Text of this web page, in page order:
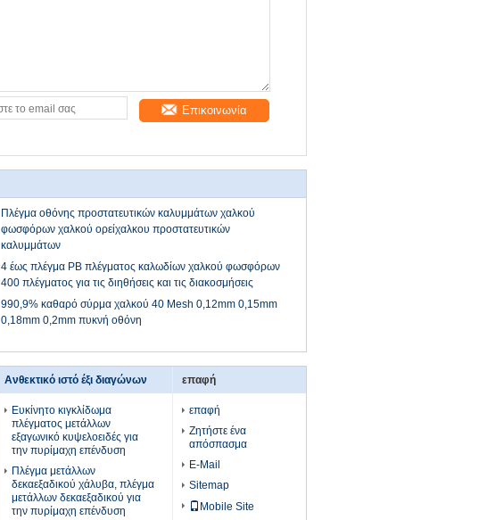
Επικοινωνία
Πλέγμα οθόνης προστατευτικών καλυμμάτων χαλκού
φωσφόρων χαλκού ορείχαλκου προστατευτικών
καλυμμάτων
4 έως πλέγμα PB πλέγματος καλωδίων χαλκού φωσφόρων
400 πλέγματος για τις διηθήσεις και τις διακοσμήσεις
990,9% καθαρό σύρμα χαλκού 40 Mesh 0,12mm 0,15mm
0,18mm 0,2mm πυκνή οθόνη
Ανθεκτικό ιστό έξι διαγώνων
Ευκίνητο κιγκλίδωμα
πλέγματος μετάλλων
εξαγωνικό κυψελοειδές για
την πυρίμαχη επένδυση
Πλέγμα μετάλλων
δεκαεξαδικού χάλυβα, πλέγμα
μετάλλων δεκαεξαδικού για
την πυρίμαχη επένδυση
επαφή
επαφή
Ζητήστε ένα
απόσπασμα
E-Mail
Sitemap
Mobile Site